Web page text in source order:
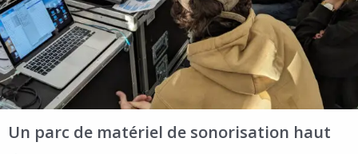
Un parc de matériel de sonorisation haut